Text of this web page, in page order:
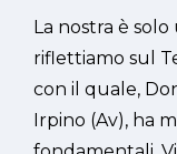
La nostra è
riflettiamo sul
con il quale,
Irpino (Av), ha